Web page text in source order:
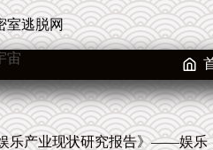
室逃脱网
宙
乐产业现状研究报告》——娱乐